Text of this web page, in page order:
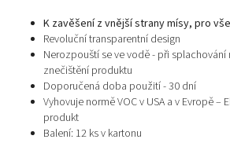
hřejivé efekty a pozitivní
naladění. Hodí se pro každý
interiér.
Typ: kořeněná . Intensita:
střední.
K zavěšení z vnější strany mísy, pro
Revoluční transparentní design
Nerozpouští se ve vodě - při
znečištění produktu
Doporučená doba použití - 30 dní
Vyhovuje normě VOC v USA a v Evropě –
produkt
Balení: 12 ks v kartonu